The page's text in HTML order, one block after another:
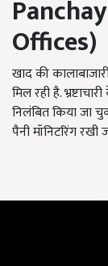
Offices)
खाद की
मिल रही है.
निलंबित किया जा
पैनी मॉनिटरिंग रखी